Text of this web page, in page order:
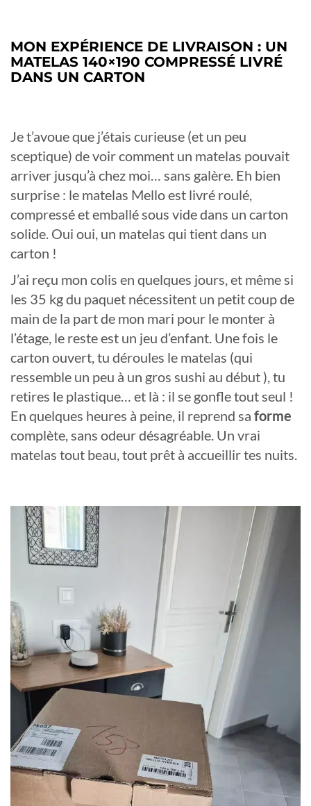
MON EXPÉRIENCE DE LIVRAISON : UN
MATELAS 140×190 COMPRESSÉ LIVRÉ
DANS UN CARTON
Je t’avoue que j’étais curieuse (et un peu
sceptique) de voir comment un matelas pouvait
arriver jusqu’à chez moi… sans galère. Eh bien
surprise : le matelas Mello est livré roulé,
compressé et emballé sous vide dans un carton
solide. Oui oui, un matelas qui tient dans un
carton !
J’ai reçu mon colis en quelques jours, et même si
les 35 kg du paquet nécessitent un petit coup de
main de la part de mon mari pour le monter à
l’étage, le reste est un jeu d’enfant. Une fois le
carton ouvert, tu déroules le matelas (qui
ressemble un peu à un gros sushi au début ), tu
retires le plastique… et là : il se gonfle tout seul !
En quelques heures à peine, il reprend sa forme
complète, sans odeur désagréable. Un vrai
matelas tout beau, tout prêt à accueillir tes nuits.